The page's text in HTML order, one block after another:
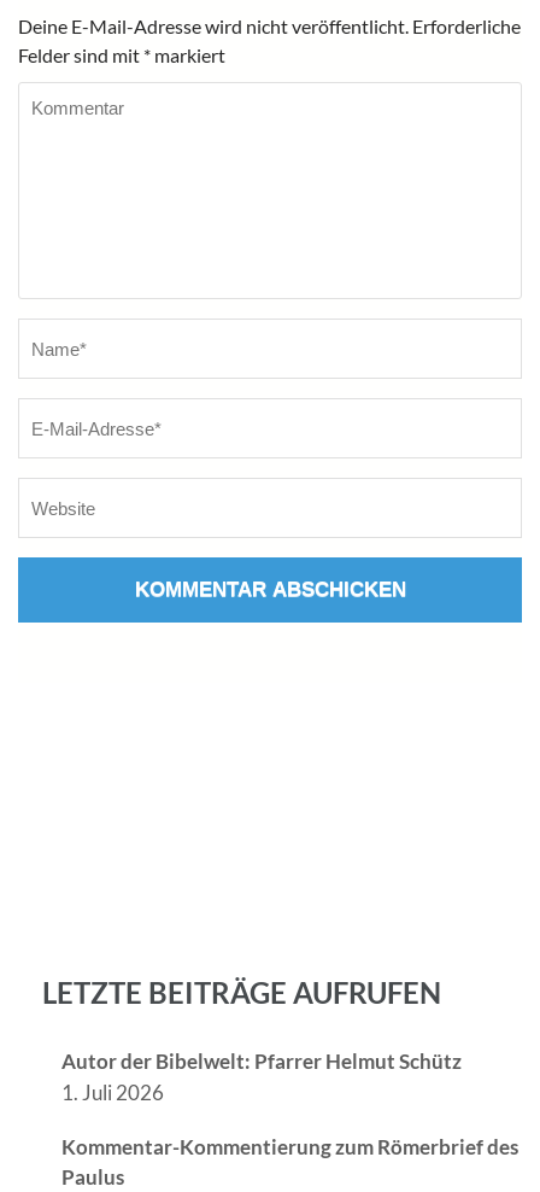
Deine E-Mail-Adresse wird nicht veröffentlicht. Erforderliche
Felder sind mit * markiert
LETZTE BEITRÄGE AUFRUFEN
Autor der Bibelwelt: Pfarrer Helmut Schütz
1. Juli 2026
Kommentar-Kommentierung zum Römerbrief des
Paulus